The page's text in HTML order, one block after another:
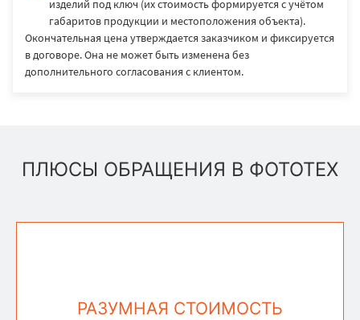
изделий под ключ (их стоимость формируется с учётом
габаритов продукции и местоположения объекта).
Окончательная цена утверждается заказчиком и фиксируется
в договоре. Она не может быть изменена без
дополнительного согласования с клиентом.
ПЛЮСЫ ОБРАЩЕНИЯ В ФОТОТЕХ
РАЗУМНАЯ СТОИМОСТЬ